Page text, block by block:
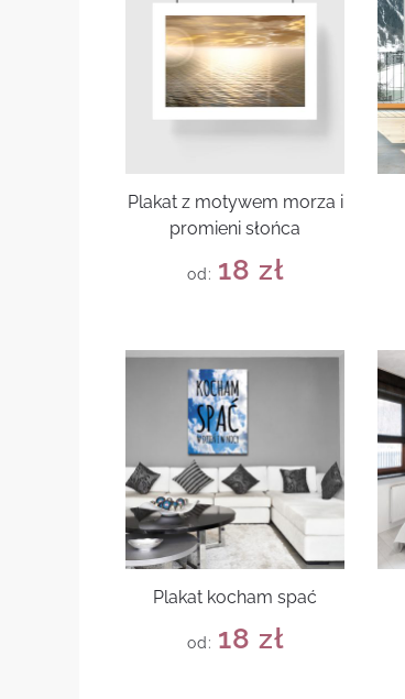
Plakat z motywem morza i
promieni słońca
od: 18 zł
Plakat kocham spać
od: 18 zł